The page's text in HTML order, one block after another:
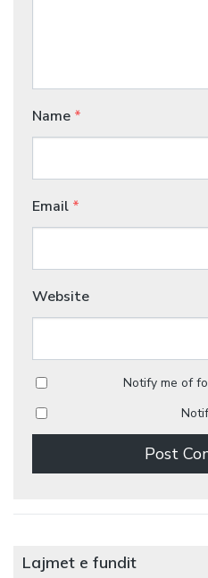
Name *
Email *
Website
Notify me of
Lajmet e fundit